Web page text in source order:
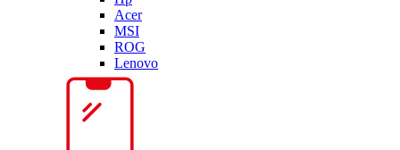
Acer
MSI
ROG
Lenovo